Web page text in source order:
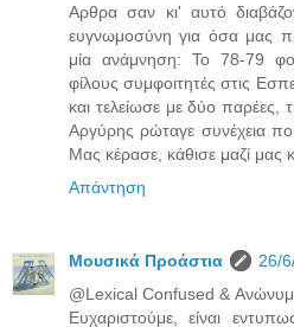
Αρθρα σαν κι' αυτό
ευγνωμοσύνη για όσα μας
μία ανάμνηση: Το 78-79
φίλους συμφοιτητές στις
και τελείωσε με δύο παρέες,
Αργύρης ρώταγε συνέχεια
Μας κέρασε, κάθισε μαζί μας
Απάντηση
Μουσικά Προάστια
26/
@Lexical Confused &
Ευχαριστούμε, είναι